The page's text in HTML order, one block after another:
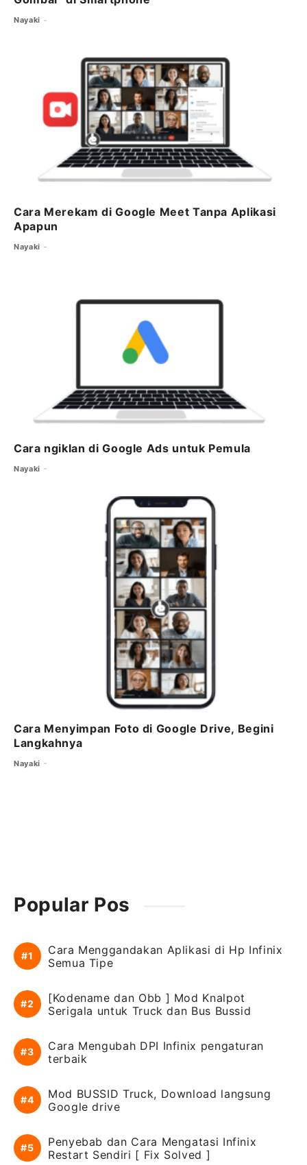
Nayaki
Cara Merekam di Google Meet Tanpa Aplikasi
Apapun
Nayaki
Cara ngiklan di Google Ads untuk Pemula
Nayaki
Cara Menyimpan Foto di Google Drive, Begini
Langkahnya
Nayaki
Popular Pos
Cara Menggandakan Aplikasi di Hp Infinix
Semua Tipe
[Kodename dan Obb ] Mod Knalpot
Serigala untuk Truck dan Bus Bussid
Cara Mengubah DPI Infinix pengaturan
terbaik
Mod BUSSID Truck, Download langsung
Google drive
Penyebab dan Cara Mengatasi Infinix
Restart Sendiri [ Fix Solved ]